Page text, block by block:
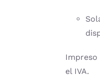
Impreso
el IVA.